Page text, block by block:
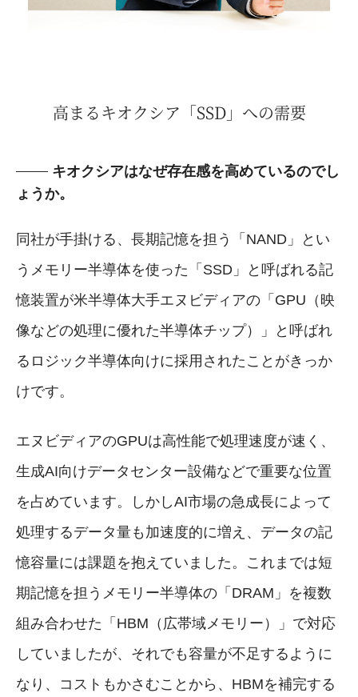
高まるキオクシア「SSD」への需要
キオクシアはなぜ存在感を高めているのでし
ょうか。
同社が手掛ける、長期記憶を担う「NAND」とい
うメモリー半導体を使った「SSD」と呼ばれる記
憶装置が米半導体大手エヌビディアの「GPU（映
像などの処理に優れた半導体チップ）」と呼ばれ
るロジック半導体向けに採用されたことがきっか
けです。
エヌビディアのGPUは高性能で処理速度が速く、
生成AI向けデータセンター設備などで重要な位置
を占めています。しかしAI市場の急成長によって
処理するデータ量も加速度的に増え、データの記
憶容量には課題を抱えていました。これまでは短
期記憶を担うメモリー半導体の「DRAM」を複数
組み合わせた「HBM（広帯域メモリー）」で対応
していましたが、それでも容量が不足するように
なり、コストもかさむことから、HBMを補完する